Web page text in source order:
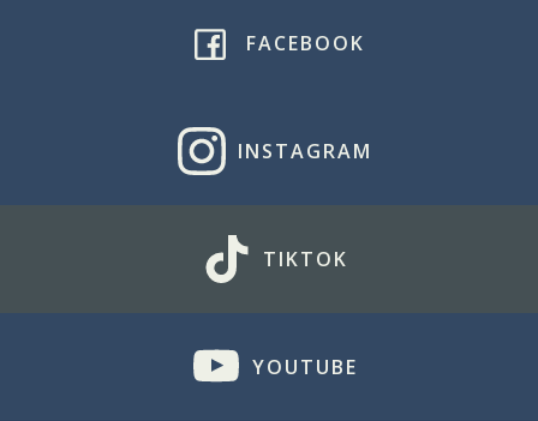
FACEBOOK
INSTAGRAM
TIKTOK
YOUTUBE